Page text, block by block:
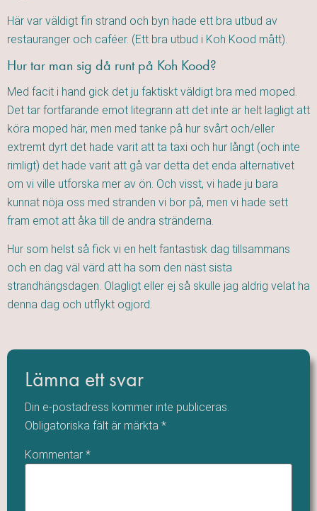
Här var väldigt fin strand och byn hade ett bra utbud av
restauranger och caféer. (Ett bra utbud i Koh Kood mått).
Hur tar man sig då runt på Koh Kood?
Med facit i hand gick det ju faktiskt väldigt bra med moped.
Det tar fortfarande emot litegrann att det inte är helt lagligt att
köra moped här, men med tanke på hur svårt och/eller
extremt dyrt det hade varit att ta taxi och hur långt (och inte
rimligt) det hade varit att gå var detta det enda alternativet
om vi ville utforska mer av ön. Och visst, vi hade ju bara
kunnat nöja oss med stranden vi bor på, men vi hade sett
fram emot att åka till de andra stränderna.
Hur som helst så fick vi en helt fantastisk dag tillsammans
och en dag väl värd att ha som den näst sista
strandhängsdagen. Olagligt eller ej så skulle jag aldrig velat ha
denna dag och utflykt ogjord.
Lämna ett svar
Din e-postadress kommer inte publiceras.
Obligatoriska fält är märkta *
Kommentar *